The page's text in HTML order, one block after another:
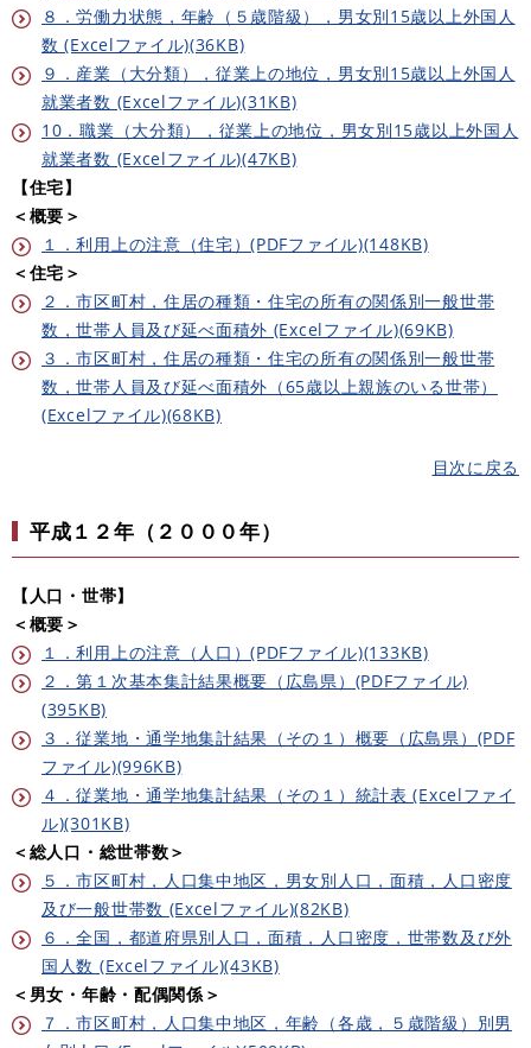
８．労働力状態，年齢（５歳階級），男女別15歳以上外国人
数 (Excelファイル)(36KB)
９．産業（大分類），従業上の地位，男女別15歳以上外国人
就業者数 (Excelファイル)(31KB)
10．職業（大分類），従業上の地位，男女別15歳以上外国人
就業者数 (Excelファイル)(47KB)
【住宅】
＜概要＞
１．利用上の注意（住宅）(PDFファイル)(148KB)
＜住宅＞
２．市区町村，住居の種類・住宅の所有の関係別一般世帯
数，世帯人員及び延べ面積外 (Excelファイル)(69KB)
３．市区町村，住居の種類・住宅の所有の関係別一般世帯
数，世帯人員及び延べ面積外（65歳以上親族のいる世帯）
(Excelファイル)(68KB)
目次に戻る
平成１２年（２０００年）
【人口・世帯】
＜概要＞
１．利用上の注意（人口）(PDFファイル)(133KB)
２．第１次基本集計結果概要（広島県）(PDFファイル)
(395KB)
３．従業地・通学地集計結果（その１）概要（広島県）(PDF
ファイル)(996KB)
４．従業地・通学地集計結果（その１）統計表 (Excelファイ
ル)(301KB)
＜総人口・総世帯数＞
５．市区町村，人口集中地区，男女別人口，面積，人口密度
及び一般世帯数 (Excelファイル)(82KB)
６．全国，都道府県別人口，面積，人口密度，世帯数及び外
国人数 (Excelファイル)(43KB)
＜男女・年齢・配偶関係＞
７．市区町村，人口集中地区，年齢（各歳，５歳階級）別男